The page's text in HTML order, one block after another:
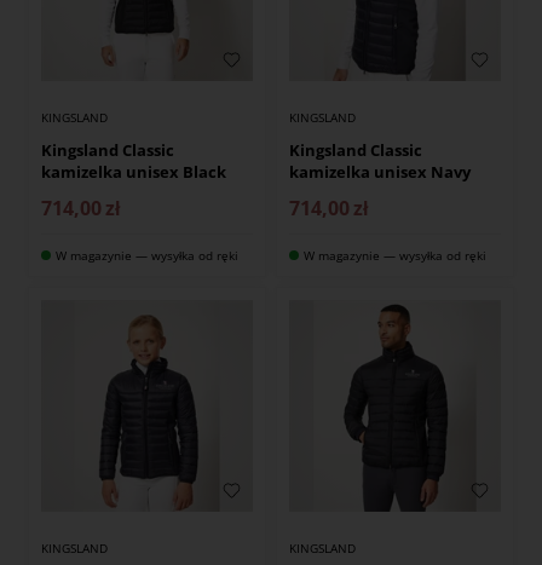
KINGSLAND
Kingsland Classic
kamizelka unisex Black
714,00 zł
W magazynie — wysyłka od ręki
KINGSLAND
Kingsland Classic
kamizelka unisex Navy
714,00 zł
W magazynie — wysyłka od ręki
KINGSLAND KINGSLAND